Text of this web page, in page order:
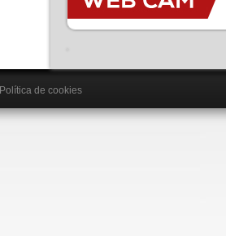
Política de cookies